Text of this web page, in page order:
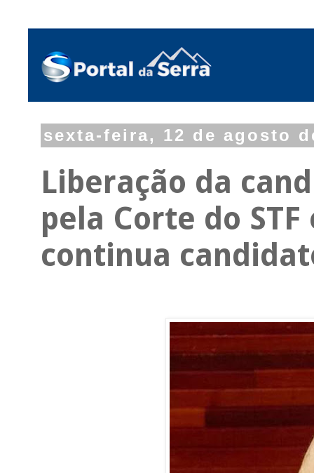
sexta-feira, 12 de agosto
Liberação da
pela Corte do
continua